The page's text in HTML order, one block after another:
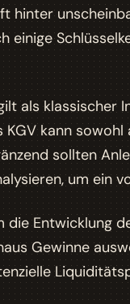
einige
als klassischer
kann
sollten
um ein
die Entwicklung
Gewinne